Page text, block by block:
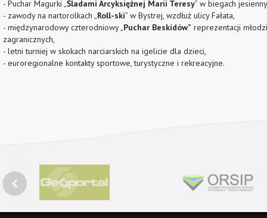
- Puchar Magurki „ Śladami Arcyksiężnej Marii Teresy” w biegach
- zawody na nartorolkach „ Roll-ski” w Bystrej, wzdłuż ulicy Fałata,
- międzynarodowy czterodniowy „ Puchar Beskidów” reprezentacji
zagranicznych,
- letni turniej w skokach narciarskich na igelicie dla dzieci,
- euroregionalne kontakty sportowe, turystyczne i rekreacyjne.